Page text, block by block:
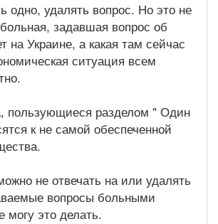
одно, удалять вопрос. Но это не
задавшая вопрос об
на Украине, а какая там сейчас
ситуация всем
пользующиеся разделом " Один
к не самой обеспеченной
не отвечать на или удалять
вопросы больными
это делать.